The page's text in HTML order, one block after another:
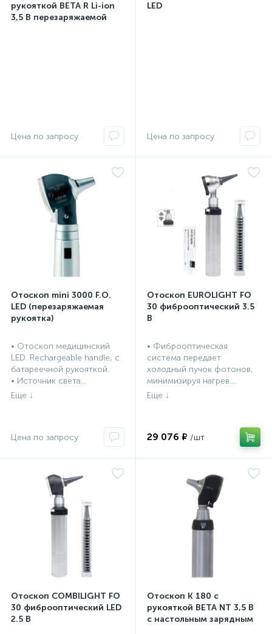
рукояткой BETA R Li-ion
3,5 В перезаряжаемой
LED
Отоскоп mini 3000 F.O.
LED (перезаряжаемая
рукоятка)
• Отоскоп медицинский
LED. Rechargeable handle, с
батареечной рукояткой.
• Источник света...
Отоскоп EUROLIGHT FO
30 фиброоптический 3.5
В
• Фиброоптическая
система передает
холодный пучок фотонов,
минимизируя нагрев....
29 076 ₽
Отоскоп COMBILIGHT FO
30 фиброоптический LED
2.5 В
Отоскоп K 180 с
рукояткой BETA NT 3,5 В
с настольным зарядным